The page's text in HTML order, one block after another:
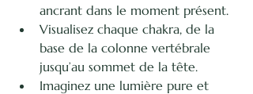
ancrant dans le moment présent.
Visualisez chaque chakra, de la
base de la colonne vertébrale
jusqu’au sommet de la tête.
Imaginez une lumière pure et